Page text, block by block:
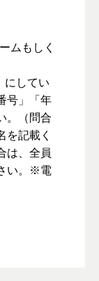
ムもしく
にしてい
号」「年
。（問合
を記載く
は、全員
い。※電